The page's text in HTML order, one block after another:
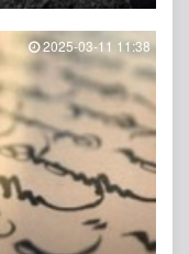
2025-03-11 11:38